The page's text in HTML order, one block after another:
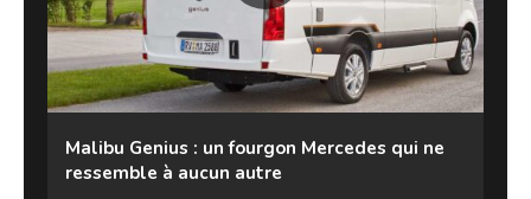
Malibu Genius : un fourgon Mercedes qui ne
ressemble à aucun autre